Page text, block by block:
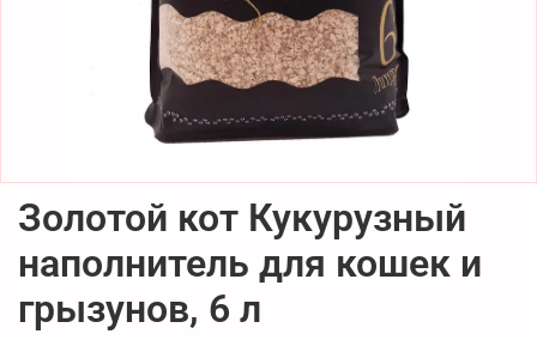
Золотой кот Кукурузный
наполнитель для кошек и
грызунов, 6 л